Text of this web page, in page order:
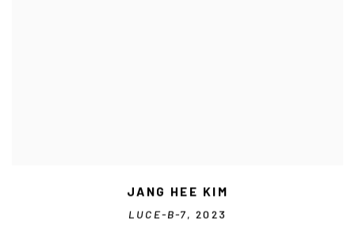
JANG HEE KIM
LUCE-B-7, 2023